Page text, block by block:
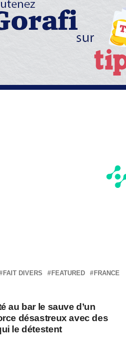
FAIT DIVERS FEATURED FRANCE
au bar le sauve d’un
désastreux avec des
le détestent